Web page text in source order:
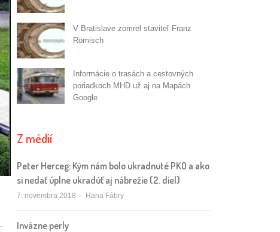
V Bratislave zomrel staviteľ Franz
Römisch
Informácie o trasách a cestovných
poriadkoch MHD už aj na Mapách
Google
Z médií
Peter Herceg: Kým nám bolo ukradnuté PKO a ako
si nedať úplne ukradúť aj nábrežie (2. diel)
7. novembra 2018 Autor/ka
Hana Fábry
Invázne perly